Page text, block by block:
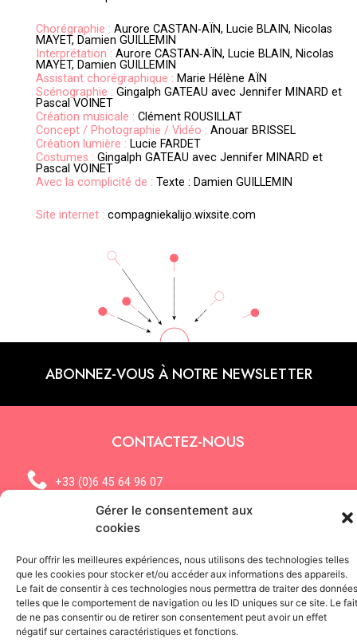
Gérer le consentement aux
cookies
Pour offrir les meilleures expériences, nous utilisons des technologies telles
que les cookies pour stocker et/ou accéder aux informations des appareils.
Le fait de consentir à ces technologies nous permettra de traiter des données
telles que le comportement de navigation ou les ID uniques sur ce site. Le fait
de ne pas consentir ou de retirer son consentement peut avoir un effet
négatif sur certaines caractéristiques et fonctions.
Chorégraphie : Aurore CASTAN‐AÏN, Lucie BLAIN, Nicolas
MAYET, Damien GUILLEMIN
Interprétation : Aurore CASTAN‐AÏN, Lucie BLAIN, Nicolas
MAYET, Damien GUILLEMIN
Assistant chorégraphique : Marie Hélène AÏN
Scénographie : Gingalph GATEAU avec Jennifer MINARD et
Pascal VOINET
Création musicale : Clément ROUSILLAT
Concept / Photographie / Vidéo : Anouar BRISSEL
Création lumière : Lucie FARDET
Costumes : Gingalph GATEAU avec Jennifer MINARD et
Pascal VOINET
Avec la complicité de : Texte : Damien GUILLEMIN
Site internet : compagniekalijo.wixsite.com
ABONNEZ-VOUS À NOTRE NEWSLETTER
CONTACTEZ-NOUS
+33 (0)6 45 64 96 07
Contactez-nous par mail
SIEGE SOCIAL / STUDIO
Place Calonne, 08200 Sedan
BUREAU
12 rue de la Rochefoucauld, 08200 Sedan